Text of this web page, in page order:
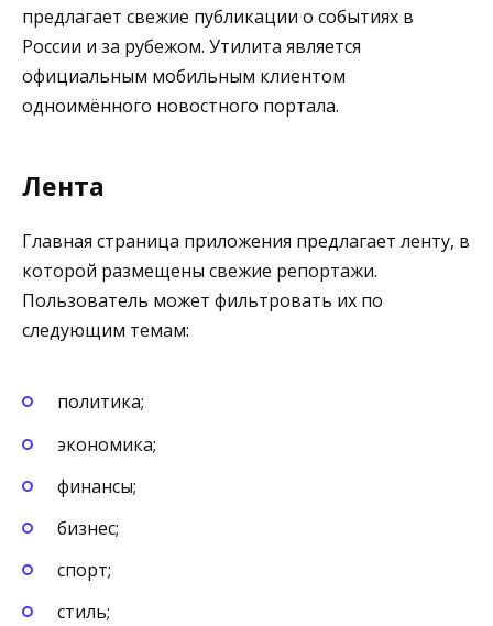
предлагает свежие публикации о событиях в
России и за рубежом. Утилита является
официальным мобильным клиентом
одноимённого новостного портала.
Лента
Главная страница приложения предлагает ленту, в
которой размещены свежие репортажи.
Пользователь может фильтровать их по
следующим темам:
политика;
экономика;
финансы;
бизнес;
спорт;
стиль;